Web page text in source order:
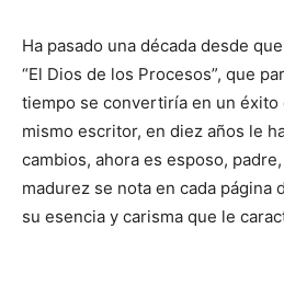
Ha pasado una década desde
“El Dios de los Procesos”, que
tiempo se convertiría en un éxito
mismo escritor, en diez años le
cambios, ahora es esposo,
madurez se nota en cada página
su esencia y carisma que le